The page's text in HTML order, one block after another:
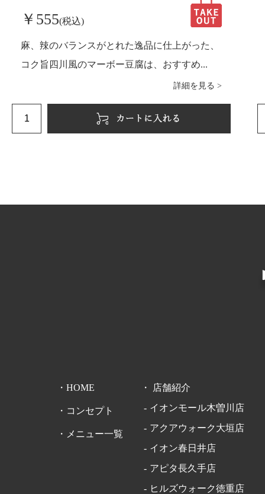
￥555(税込)
麻、辣のバランスがとれた逸品に仕上がった、
コク旨四川風のマーボー豆腐は、おすすめ...
HOME
コンセプト
メニュー一覧
店舗紹介
イオンモール木曽川店
アクアウォーク大垣店
イオン春日井店
アピタ長久手店
ヒルズウォーク徳重店